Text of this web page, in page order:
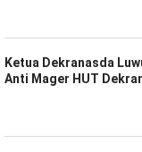
Ketua Dekranasda
Anti Mager HUT